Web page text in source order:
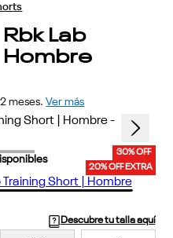
Lab
Hombre
12 meses. Ver más
30% OFF
20% OFF EXTRA
Descubre tu talla aquí